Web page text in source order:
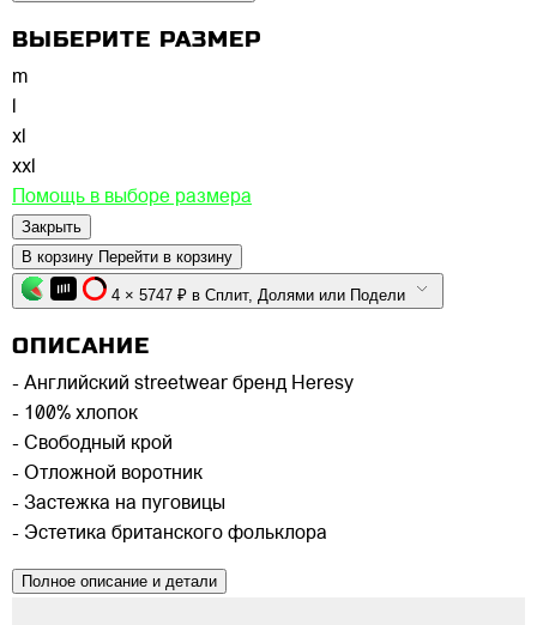
ВЫБЕРИТЕ РАЗМЕР
m
l
xl
xxl
Помощь в выборе размера
Закрыть
В корзину Перейти в корзину
4 × 5747 ₽ в Сплит, Долями или Подели
ОПИСАНИЕ
- Английский streetwear бренд Heresy
- 100% хлопок
- Свободный крой
- Отложной воротник
- Застежка на пуговицы
- Эстетика британского фольклора
Полное описание и детали